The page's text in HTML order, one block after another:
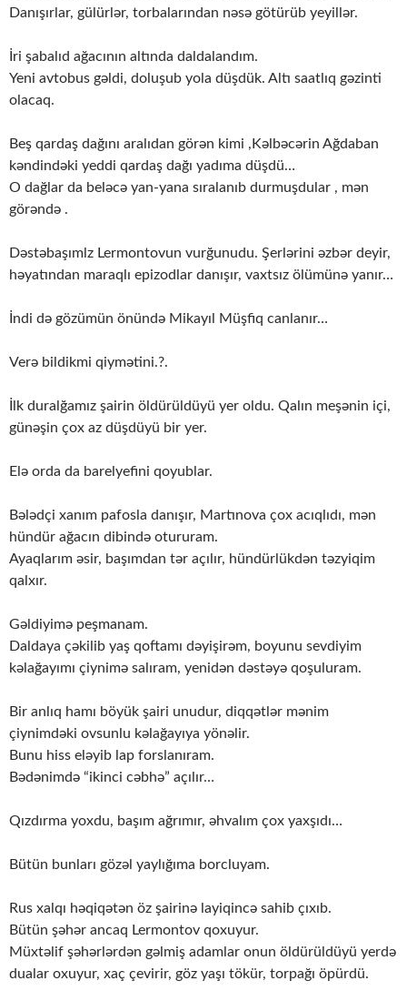
Danışırlar, gülürlər, torbalarından nəsə götürüb yeyillər.
İri şabalıd ağacının altında daldalandım.
Yeni avtobus gəldi, doluşub yola düşdük. Altı saatlıq gəzinti
olacaq.
Beş qardaş dağını aralıdan görən kimi ,Kəlbəcərin Ağdaban
kəndindəki yeddi qardaş dağı yadıma düşdü…
O dağlar da beləcə yan-yana sıralanıb durmuşdular , mən
görəndə .
Dəstəbaşımlz Lermontovun vurğunudu. Şerlərini əzbər deyir,
həyatından maraqlı epizodlar danışır, vaxtsız ölümünə yanır…
İndi də gözümün önündə Mikayıl Müşfiq canlanır…
Verə bildikmi qiymətini.?.
İlk duralğamız şairin öldürüldüyü yer oldu. Qalın meşənin içi,
günəşin çox az düşdüyü bir yer.
Elə orda da barelyefini qoyublar.
Bələdçi xanım pafosla danışır, Martınova çox acıqlıdı, mən
hündür ağacın dibində otururam.
Ayaqlarım əsir, başımdan tər açılır, hündürlükdən təzyiqim
qalxır.
Gəldiyimə peşmanam.
Daldaya çəkilib yaş qoftamı dəyişirəm, boyunu sevdiyim
kəlağayımı çiynimə salıram, yenidən dəstəyə qoşuluram.
Bir anlıq hamı böyük şairi unudur, diqqətlər mənim
çiynimdəki ovsunlu kəlağayıya yönəlir.
Bunu hiss eləyib lap forslanıram.
Bədənimdə “ikinci cəbhə” açılır…
Qızdırma yoxdu, başım ağrımır, əhvalım çox yaxşıdı…
Bütün bunları gözəl yaylığıma borcluyam.
Rus xalqı həqiqətən öz şairinə layiqincə sahib çıxıb.
Bütün şəhər ancaq Lermontov qoxuyur.
Müxtəlif şəhərlərdən gəlmiş adamlar onun öldürüldüyü yerdə
dualar oxuyur, xaç çevirir, göz yaşı tökür, torpağı öpürdü.